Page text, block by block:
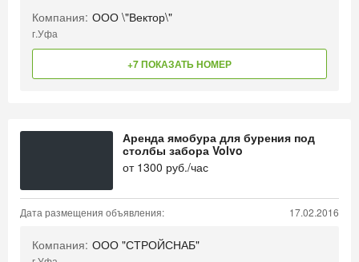
Компания: ООО \"Вектор\"
г.Уфа
+7 ПОКАЗАТЬ НОМЕР
Аренда ямобура для бурения под
столбы забора Volvo
от 1300 руб./час
Дата размещения объявления: 17.02.2016
Компания: ООО "СТРОЙСНАБ"